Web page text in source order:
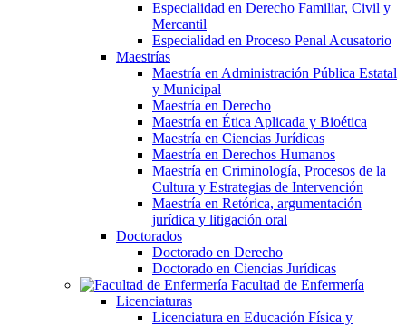
Especialidad en Derecho Familiar, Civil y
Mercantil
Especialidad en Proceso Penal Acusatorio
Maestrías
Maestría en Administración Pública Estatal
y Municipal
Maestría en Derecho
Maestría en Ética Aplicada y Bioética
Maestría en Ciencias Jurídicas
Maestría en Derechos Humanos
Maestría en Criminología, Procesos de la
Cultura y Estrategias de Intervención
Maestría en Retórica, argumentación
jurídica y litigación oral
Doctorados
Doctorado en Derecho
Doctorado en Ciencias Jurídicas
Facultad de Enfermería
Licenciaturas
Licenciatura en Educación Física y